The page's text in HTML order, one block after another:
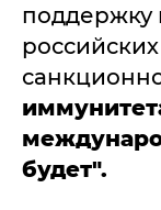
поддержку
будет".